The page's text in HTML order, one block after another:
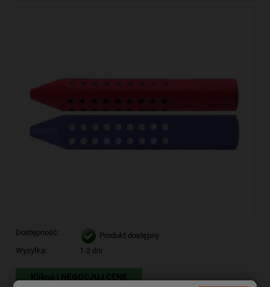
Dostępność:
Produkt dostępny
Wysyłka:
1-2 dni
Kliknij i NEGOCJUJ CENĘ